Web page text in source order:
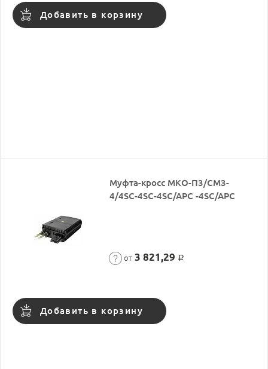
Добавить в корзину
Муфта-кросс МКО-П3/СМ3-
4/4SC-4SC-4SC/APC -4SC/APC
от 3 821,29 Р
Добавить в корзину